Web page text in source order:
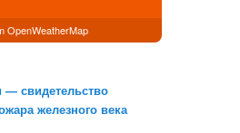
OpenWeatherMap
— свидетельство
железного века